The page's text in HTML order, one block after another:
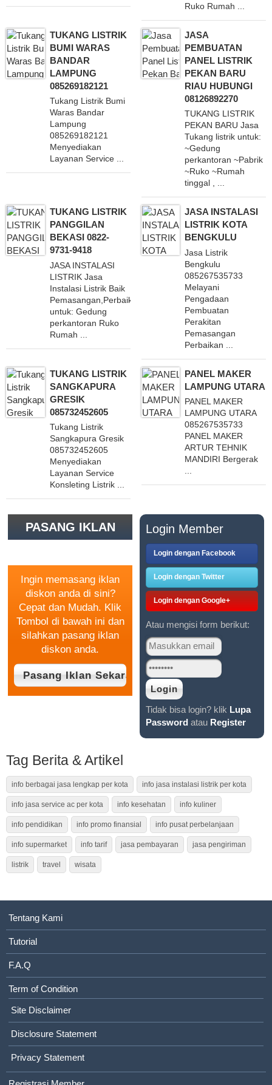
Ruko Rumah ...
TUKANG LISTRIK
BUMI WARAS
BANDAR
LAMPUNG
085269182121
Tukang Listrik Bumi
Waras Bandar
Lampung
085269182121
Menyediakan
Layanan Service ...
JASA
PEMBUATAN
PANEL LISTRIK
PEKAN BARU
RIAU HUBUNGI
08126892270
TUKANG LISTRIK
PEKAN BARU Jasa
Tukang listrik untuk:
~Gedung
perkantoran ~Pabrik
~Ruko ~Rumah
tinggal , ...
TUKANG LISTRIK
PANGGILAN
BEKASI 0822-
9731-9418
JASA INSTALASI
LISTRIK Jasa
Instalasi Listrik Baik
Pemasangan,Perbaikan,Peremajaan
untuk: Gedung
perkantoran Ruko
Rumah ...
JASA INSTALASI
LISTRIK KOTA
BENGKULU
Jasa Listrik
Bengkulu
085267535733
Melayani
Pengadaan
Pembuatan
Perakitan
Pemasangan
Perbaikan ...
TUKANG LISTRIK
SANGKAPURA
GRESIK
085732452605
Tukang Listrik
Sangkapura Gresik
085732452605
Menyediakan
Layanan Service
Konsleting Listrik ...
PANEL MAKER
LAMPUNG UTARA
PANEL MAKER
LAMPUNG UTARA
085267535733
PANEL MAKER
ARTUR TEHNIK
MANDIRI Bergerak
PASANG IKLAN
Ingin memasang iklan
diskon anda di sini?
Cepat dan Mudah. Klik
Tombol di bawah ini dan
silahkan pasang iklan
diskon anda.
Login Member
Login dengan Facebook
Login dengan Twitter
Login dengan Google+
Atau mengisi form berikut:
Tidak bisa login? klik Lupa
Password atau Register
Tag Berita & Artikel
info berbagai jasa lengkap per kota info jasa instalasi listrik per kota
info jasa service ac per kota info kesehatan info kuliner
info pendidikan info promo finansial info pusat perbelanjaan
info supermarket info tarif jasa pembayaran jasa pengiriman
listrik travel wisata
Tentang Kami
Tutorial
F.A.Q
Term of Condition
Site Disclaimer
Disclosure Statement
Privacy Statement